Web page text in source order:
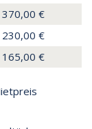
370,00 €
230,00 €
165,00 €